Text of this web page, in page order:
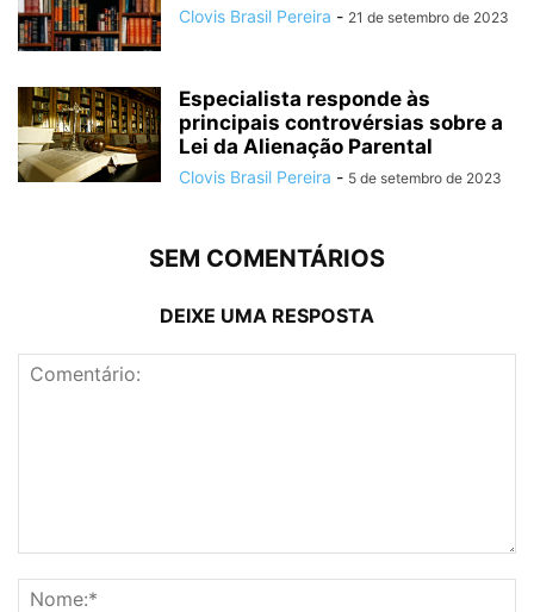
Clovis Brasil Pereira - 21 de setembro de 2023
Especialista responde às
principais controvérsias sobre a
Lei da Alienação Parental
Clovis Brasil Pereira - 5 de setembro de 2023
SEM COMENTÁRIOS
DEIXE UMA RESPOSTA